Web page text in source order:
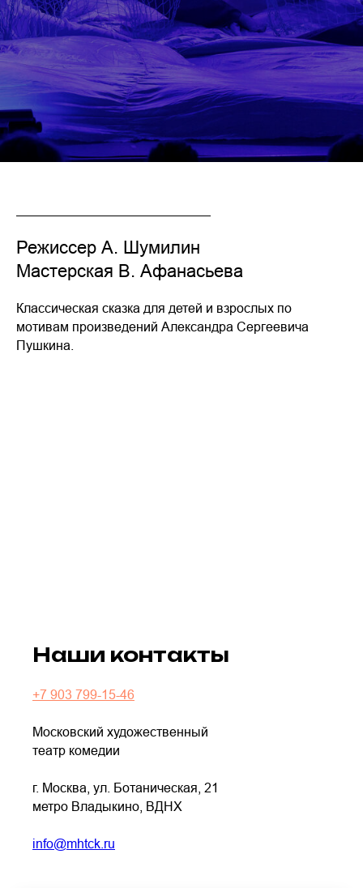
Режиссер А. Шумилин
Мастерская В. Афанасьева
Классическая сказка для детей и взрослых по
мотивам произведений Александра Сергеевича
Пушкина.
Наши контакты
+7 903 799-15-46
Московский художественный
театр комедии
г. Москва, ул. Ботаническая, 21
метро Владыкино, ВДНХ
info@mhtck.ru